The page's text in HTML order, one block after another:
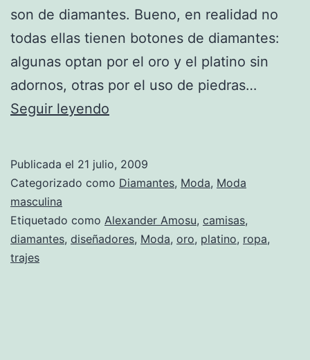
son de diamantes. Bueno, en realidad no
todas ellas tienen botones de diamantes:
algunas optan por el oro y el platino sin
adornos, otras por el uso de piedras…
Seguir leyendo
de
Amosu
Publicada el 21 julio, 2009
Categorizado como Diamantes, Moda, Moda
masculina
Etiquetado como Alexander Amosu, camisas,
diamantes, diseñadores, Moda, oro, platino, ropa,
trajes